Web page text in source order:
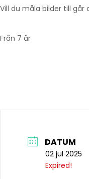
Vill du måla bilder till går
Från 7 år
DATUM
02 jul 2025
Expired!